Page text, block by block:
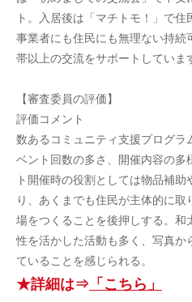
ト。入居後は「マチトモ！」で住
事業者にも住民にも無理ない持
帯以上の交流をサポートしていま
【審査委員の評価】
評価コメント
数あるコミュニティ支援プログラ
ベント回数の多さ、開催内容の多
ト開催時の役割としては物品補
り、あくまでも住民が主体的に
場をつくることを後押しする。
性を活かした活動も多く、写真か
ていることを感じられる。
★詳細は⇒ 「こちら」